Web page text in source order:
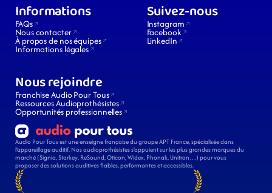
Audio Pour Tous est une enseigne française du groupe APT France, spécialisée dans
l’appareillage auditif. Nos audioprothésistes s’appuient sur les plus grandes marques du
marché (Signia, Starkey, ReSound, Oticon, Widex, Phonak, Unitron…) pour vous
proposer des solutions auditives fiables, performantes et accessibles.
Informations
FAQs
Nous contacter
À propos de nos équipes
Informations légales
Suivez-nous
Instagram
Facebook
LinkedIn
Nous rejoindre
Franchise Audio Pour Tous
Ressources Audioprothésistes
Opportunités professionnelles